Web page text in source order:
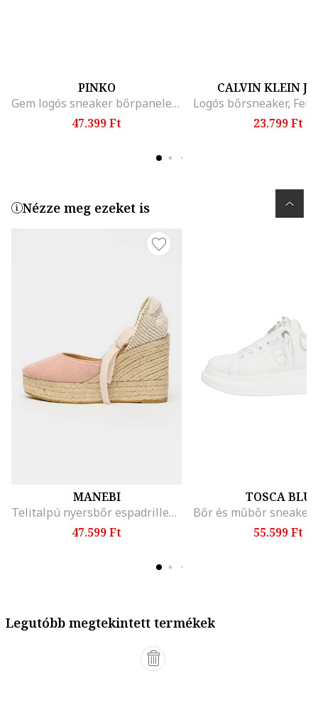
PINKO
Gem logós sneaker bőrpanelekkel, Fekete/Törtfehér
47.399 Ft
CALVIN KLEIN
23.799 Ft
Nézze meg ezeket is
MANEBI
Telitalpú nyersbőr espadrilles, Bézs/Rózsaszín
47.599 Ft
TOSCA BLU
55.599 Ft
Legutóbb megtekintett termékek